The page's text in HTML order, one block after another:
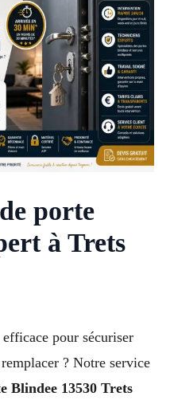
porte
à Trets
pour sécuriser
? Notre service
Blindee 13530 Trets